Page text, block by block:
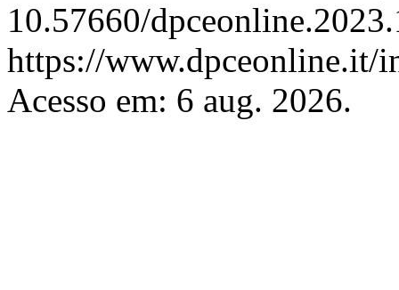
10.57660/
https://www.dpceonline.it/
Acesso em: 6 aug. 2026.